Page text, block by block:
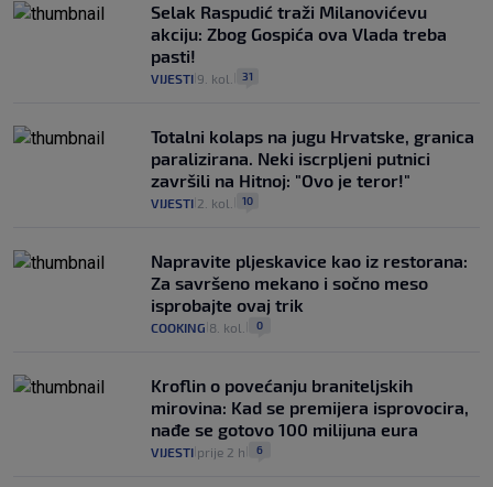
Selak Raspudić traži Milanovićevu
akciju: Zbog Gospića ova Vlada treba
pasti!
VIJESTI 9. kol. 31
Totalni kolaps na jugu Hrvatske, granica
paralizirana. Neki iscrpljeni putnici
završili na Hitnoj: "Ovo je teror!"
VIJESTI 2. kol. 10
Napravite pljeskavice kao iz restorana:
Za savršeno mekano i sočno meso
isprobajte ovaj trik
COOKING 8. kol. 0
Kroflin o povećanju braniteljskih
mirovina: Kad se premijera isprovocira,
nađe se gotovo 100 milijuna eura
VIJESTI prije 2 h 6